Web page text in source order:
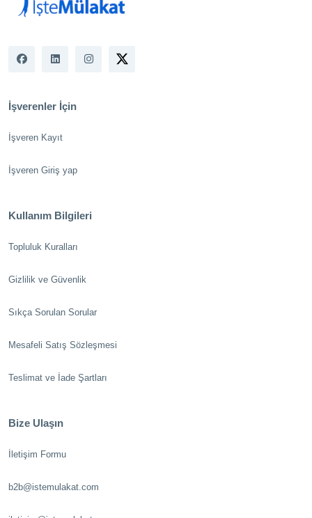
İşverenler İçin
İşveren Kayıt
İşveren Giriş yap
Kullanım Bilgileri
Topluluk Kuralları
Gizlilik ve Güvenlik
Sıkça Sorulan Sorular
Mesafeli Satış Sözleşmesi
Teslimat ve İade Şartları
Bize Ulaşın
İletişim Formu
b2b@istemulakat.com